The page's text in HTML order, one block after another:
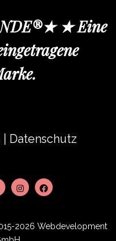
★ Eine
Datenschutz
2026 Webdevelopment